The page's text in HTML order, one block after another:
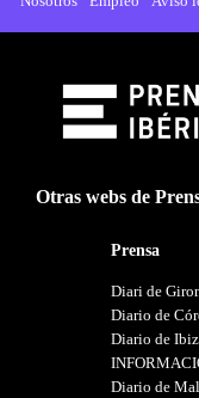
Otras webs de
Prensa
Diari de
Diario de
Diario de
Diario de